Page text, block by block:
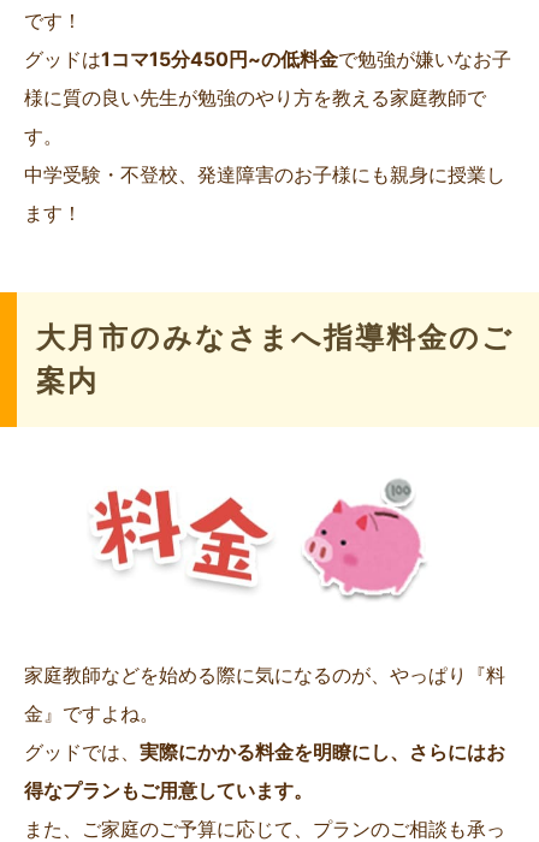
です！
グッドは1コマ15分450円~の低料金で勉強が嫌いなお子
様に質の良い先生が勉強のやり方を教える家庭教師で
す。
中学受験・不登校、発達障害のお子様にも親身に授業し
ます！
大月市のみなさまへ指導料金のご
案内
家庭教師などを始める際に気になるのが、やっぱり『料
金』ですよね。
グッドでは、 実際にかかる料金を明瞭にし、さらにはお
得なプランもご用意しています。
また、ご家庭のご予算に応じて、プランのご相談も承っ